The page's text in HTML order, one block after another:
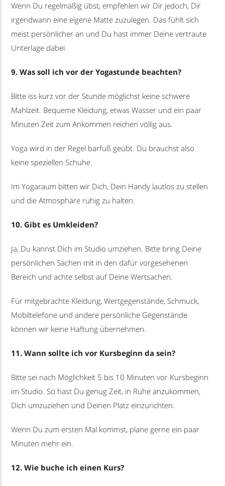
Wenn Du regelmäßig übst, empfehlen wir Dir jedoch, Dir
irgendwann eine eigene Matte zuzulegen. Das fühlt sich
meist persönlicher an und Du hast immer Deine vertraute
Unterlage dabei.
9. Was soll ich vor der Yogastunde beachten?
Bitte iss kurz vor der Stunde möglichst keine schwere
Mahlzeit. Bequeme Kleidung, etwas Wasser und ein paar
Minuten Zeit zum Ankommen reichen völlig aus.
Yoga wird in der Regel barfuß geübt. Du brauchst also
keine speziellen Schuhe.
Im Yogaraum bitten wir Dich, Dein Handy lautlos zu stellen
und die Atmosphäre ruhig zu halten.
10. Gibt es Umkleiden?
Ja, Du kannst Dich im Studio umziehen. Bitte bring Deine
persönlichen Sachen mit in den dafür vorgesehenen
Bereich und achte selbst auf Deine Wertsachen.
Für mitgebrachte Kleidung, Wertgegenstände, Schmuck,
Mobiltelefone und andere persönliche Gegenstände
können wir keine Haftung übernehmen.
11. Wann sollte ich vor Kursbeginn da sein?
Bitte sei nach Möglichkeit 5 bis 10 Minuten vor Kursbeginn
im Studio. So hast Du genug Zeit, in Ruhe anzukommen,
Dich umzuziehen und Deinen Platz einzurichten.
Wenn Du zum ersten Mal kommst, plane gerne ein paar
Minuten mehr ein.
12. Wie buche ich einen Kurs?